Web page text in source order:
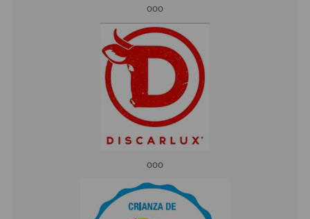
ooo
ooo